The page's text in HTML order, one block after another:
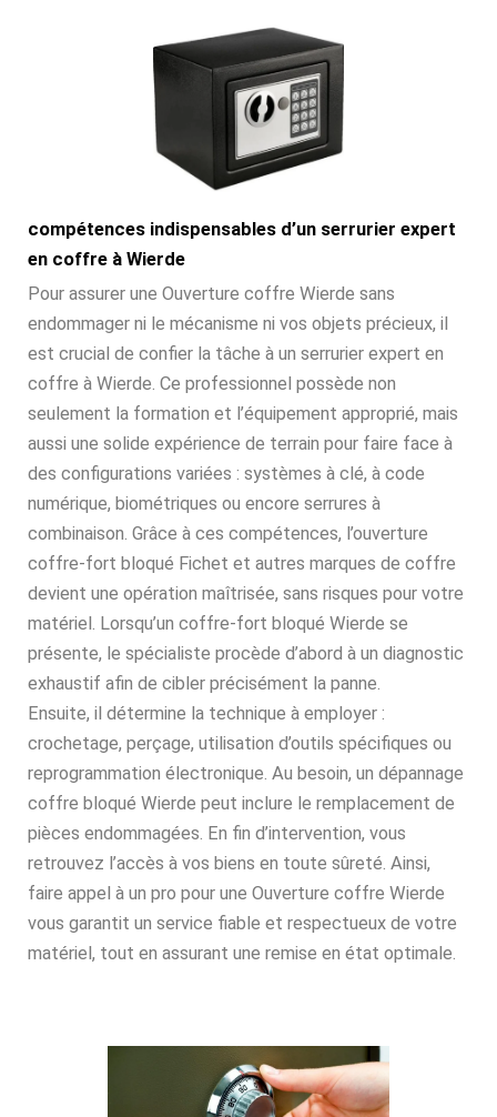
compétences indispensables d’un serrurier expert
en coffre à Wierde
Pour assurer une Ouverture coffre Wierde sans
endommager ni le mécanisme ni vos objets précieux, il
est crucial de confier la tâche à un serrurier expert en
coffre à Wierde. Ce professionnel possède non
seulement la formation et l’équipement approprié, mais
aussi une solide expérience de terrain pour faire face à
des configurations variées : systèmes à clé, à code
numérique, biométriques ou encore serrures à
combinaison. Grâce à ces compétences, l’ouverture
coffre-fort bloqué Fichet et autres marques de coffre
devient une opération maîtrisée, sans risques pour votre
matériel. Lorsqu’un coffre-fort bloqué Wierde se
présente, le spécialiste procède d’abord à un diagnostic
exhaustif afin de cibler précisément la panne.
Ensuite, il détermine la technique à employer :
crochetage, perçage, utilisation d’outils spécifiques ou
reprogrammation électronique. Au besoin, un dépannage
coffre bloqué Wierde peut inclure le remplacement de
pièces endommagées. En fin d’intervention, vous
retrouvez l’accès à vos biens en toute sûreté. Ainsi,
faire appel à un pro pour une Ouverture coffre Wierde
vous garantit un service fiable et respectueux de votre
matériel, tout en assurant une remise en état optimale.